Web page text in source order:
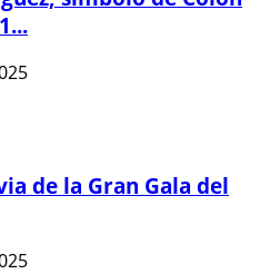
de la Gran Gala del